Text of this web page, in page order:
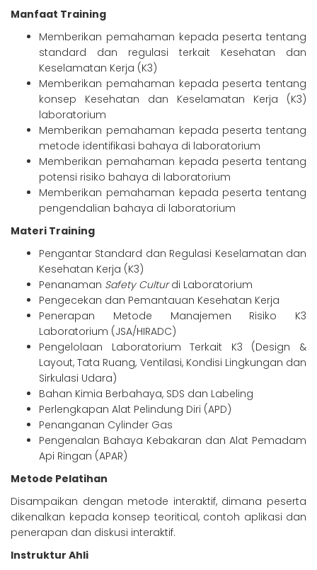
Manfaat Training
Memberikan pemahaman kepada peserta tentang
standard dan regulasi terkait Kesehatan dan
Keselamatan Kerja (K3)
Memberikan pemahaman kepada peserta tentang
konsep Kesehatan dan Keselamatan Kerja (K3)
laboratorium
Memberikan pemahaman kepada peserta tentang
metode identifikasi bahaya di laboratorium
Memberikan pemahaman kepada peserta tentang
potensi risiko bahaya di laboratorium
Memberikan pemahaman kepada peserta tentang
pengendalian bahaya di laboratorium
Materi Training
Pengantar Standard dan Regulasi Keselamatan dan
Kesehatan Kerja (K3)
Penanaman Safety Culturdi Laboratorium
Pengecekan dan Pemantauan Kesehatan Kerja
Penerapan Metode Manajemen Risiko K3
Laboratorium (JSA/HIRADC)
Pengelolaan Laboratorium Terkait K3 (Design &
Layout, Tata Ruang, Ventilasi, Kondisi Lingkungan dan
Sirkulasi Udara)
Bahan Kimia Berbahaya, SDS dan Labeling
Perlengkapan Alat Pelindung Diri (APD)
Penanganan Cylinder Gas
Pengenalan Bahaya Kebakaran dan Alat Pemadam
Api Ringan (APAR)
Metode Pelatihan
Disampaikan dengan metode interaktif, dimana peserta
dikenalkan kepada konsep teoritical, contoh aplikasi dan
penerapan dan diskusi interaktif.
Instruktur Ahli